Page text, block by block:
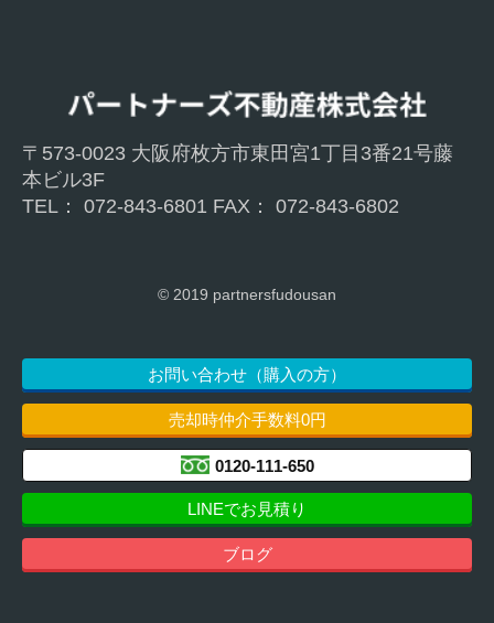
〒573-0023 大阪府枚方市東⽥宮1丁目3番21号藤
本ビル3F
TEL： 072-843-6801 FAX： 072-843-6802
© 2019 partnersfudousan
売却時仲介手数料0円
0120-111-650
お問い合わせ（購入の方）
LINEでお見積り
ブログ